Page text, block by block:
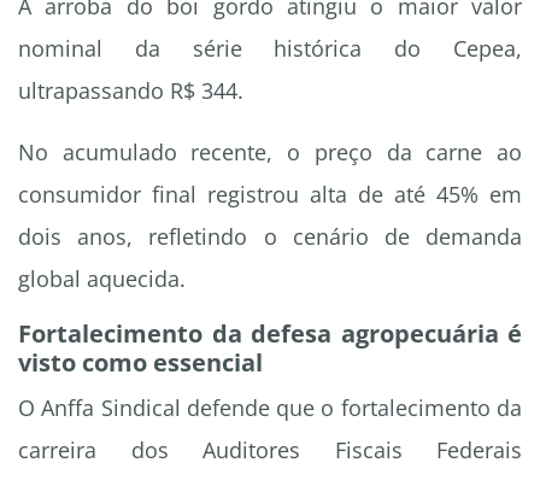
A arroba do boi gordo atingiu o maior valor
nominal da série histórica do Cepea,
ultrapassando R$ 344.
No acumulado recente, o preço da carne ao
consumidor final registrou alta de até 45% em
dois anos, refletindo o cenário de demanda
global aquecida.
Fortalecimento da defesa agropecuária é
visto como essencial
O Anffa Sindical defende que o fortalecimento da
carreira dos Auditores Fiscais Federais